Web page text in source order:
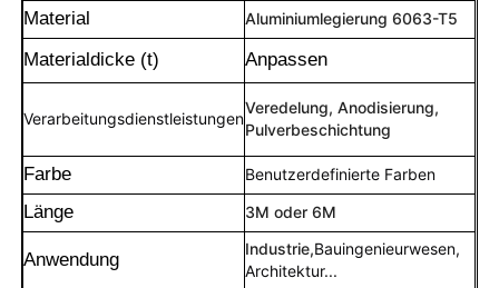
Material
Aluminiumlegierung 6063-T5
Materialdicke (t) Anpassen
Verarbeitungsdienstleistungen
Veredelung, Anodisierung,
Pulverbeschichtung
Farbe Benutzerdefinierte Farben
Länge 3M oder 6M
Anwendung
Industrie,Bauingenieurwesen,
Architektur...